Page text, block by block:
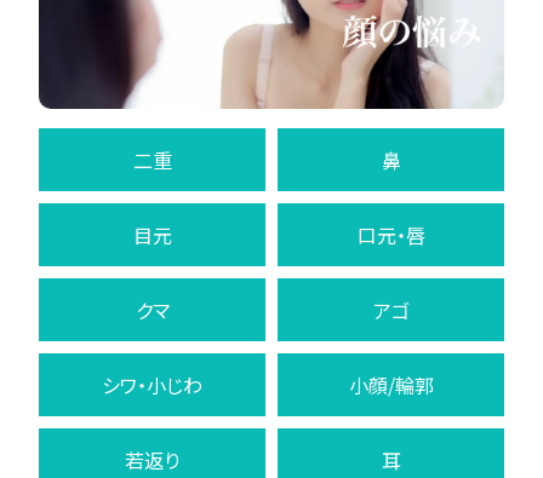
二重 鼻
目元 口元・唇
クマ アゴ
シワ・小じわ 小顔/輪郭
若返り 耳